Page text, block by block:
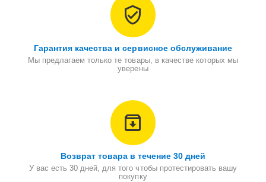
Гарантия качества и сервисное обслуживание
Мы предлагаем только те товары, в качестве которых мы
уверены
Возврат товара в течение 30 дней
У вас есть 30 дней, для того чтобы протестировать вашу
покупку